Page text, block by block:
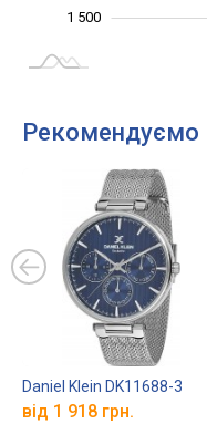
1 500
Рекомендуємо
Daniel Klein DK11688-3
від 1 918 грн.